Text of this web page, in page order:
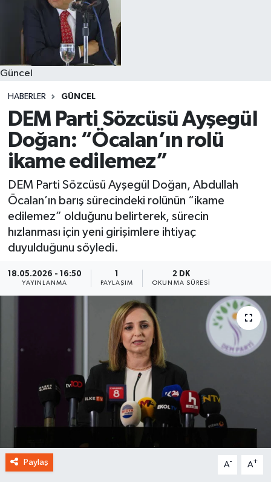
Güncel
HABERLER GÜNCEL
DEM Parti Sözcüsü Ayşegül
Doğan: “Öcalan’ın rolü
ikame edilemez”
DEM Parti Sözcüsü Ayşegül Doğan, Abdullah
Öcalan’ın barış sürecindeki rolünün “ikame
edilemez” olduğunu belirterek, sürecin
hızlanması için yeni girişimlere ihtiyaç
duyulduğunu söyledi.
18.05.2026 - 16:50
YAYINLANMA
1
PAYLAŞIM
2 DK
OKUNMA SÜRESI
Paylaş A- A+